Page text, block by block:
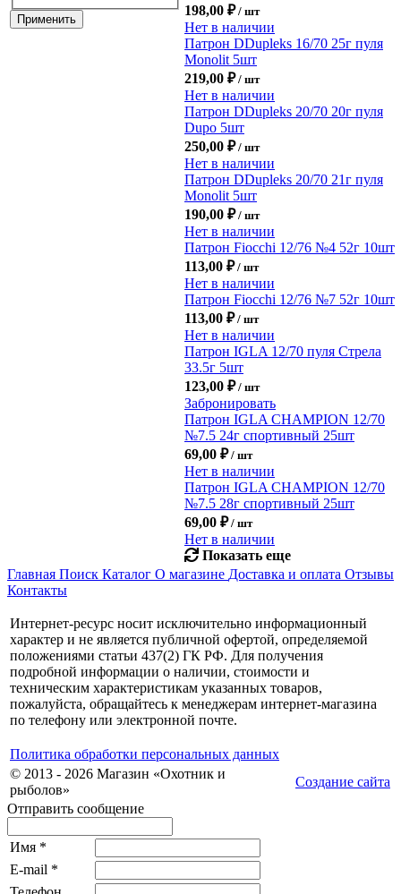
198,00 ₽/ шт
Нет в наличии
Патрон DDupleks 16/70 25г пуля
Monolit 5шт
219,00 ₽/ шт
Нет в наличии
Патрон DDupleks 20/70 20г пуля
Dupo 5шт
250,00 ₽/ шт
Нет в наличии
Патрон DDupleks 20/70 21г пуля
Monolit 5шт
190,00 ₽/ шт
Нет в наличии
Патрон Fiocchi 12/76 №4 52г 10шт
113,00 ₽/ шт
Нет в наличии
Патрон Fiocchi 12/76 №7 52г 10шт
113,00 ₽/ шт
Нет в наличии
Патрон IGLA 12/70 пуля Стрела
33.5г 5шт
123,00 ₽/ шт
Забронировать
Патрон IGLA CHAMPION 12/70
№7.5 24г спортивный 25шт
69,00 ₽/ шт
Нет в наличии
Патрон IGLA CHAMPION 12/70
№7.5 28г спортивный 25шт
69,00 ₽/ шт
Нет в наличии
Показать еще
Главная Поиск Каталог О магазине Доставка и оплата Отзывы
Контакты
Интернет-ресурс носит исключительно информационный
характер и не является публичной офертой, определяемой
положениями статьи 437(2) ГК РФ. Для получения
подробной информации о наличии, стоимости и
техническим характеристикам указанных товаров,
пожалуйста, обращайтесь к менеджерам интернет-магазина
по телефону или электронной почте.
Политика обработки персональных данных
© 2013 - 2026 Магазин «Охотник и
рыболов»
Создание сайта
Отправить сообщение
Имя *
E-mail *